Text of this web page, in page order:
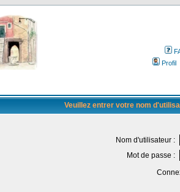
Profil
Veuillez entrer votre nom
Nom d'utilisateur :
Mot de passe :